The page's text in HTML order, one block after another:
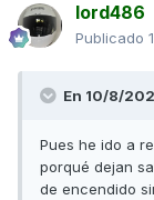
lord486
Publicado
En 10/8/
Pues he ido a
porqué dejan
de encendido